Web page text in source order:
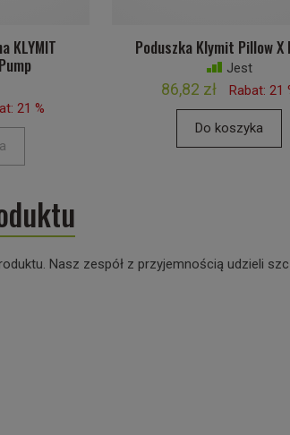
KLYMIT
21 %
Poduszka Klymit Pillow X
Jest
86,82 zł Rabat: 21
Do koszyka
Nasz zespół z przyjemnością udzieli